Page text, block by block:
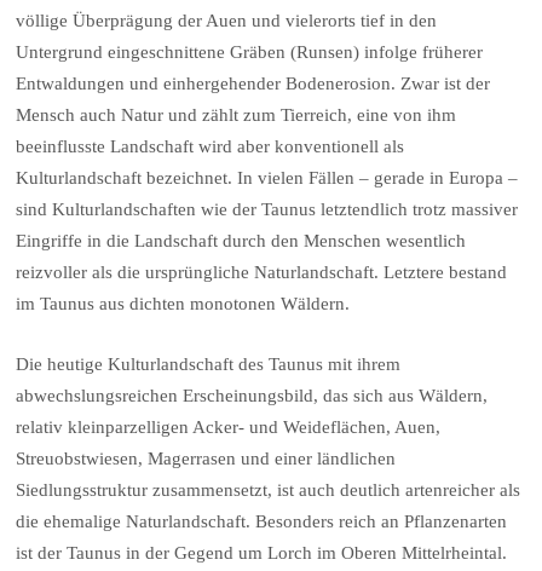
völlige Überprägung der Auen und vielerorts tief in den
Untergrund eingeschnittene Gräben (Runsen) infolge früherer
Entwaldungen und einhergehender Bodenerosion. Zwar ist der
Mensch auch Natur und zählt zum Tierreich, eine von ihm
beeinflusste Landschaft wird aber konventionell als
Kulturlandschaft bezeichnet. In vielen Fällen – gerade in Europa –
sind Kulturlandschaften wie der Taunus letztendlich trotz massiver
Eingriffe in die Landschaft durch den Menschen wesentlich
reizvoller als die ursprüngliche Naturlandschaft. Letztere bestand
im Taunus aus dichten monotonen Wäldern.
Die heutige Kulturlandschaft des Taunus mit ihrem
abwechslungsreichen Erscheinungsbild, das sich aus Wäldern,
relativ kleinparzelligen Acker- und Weideflächen, Auen,
Streuobstwiesen, Magerrasen und einer ländlichen
Siedlungsstruktur zusammensetzt, ist auch deutlich artenreicher als
die ehemalige Naturlandschaft. Besonders reich an Pflanzenarten
ist der Taunus in der Gegend um Lorch im Oberen Mittelrheintal.